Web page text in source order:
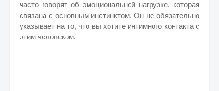
часто говорят об эмоциональной нагрузке, которая
связана с основным инстинктом. Он не обязательно
указывает на то, что вы хотите интимного контакта с
этим человеком.